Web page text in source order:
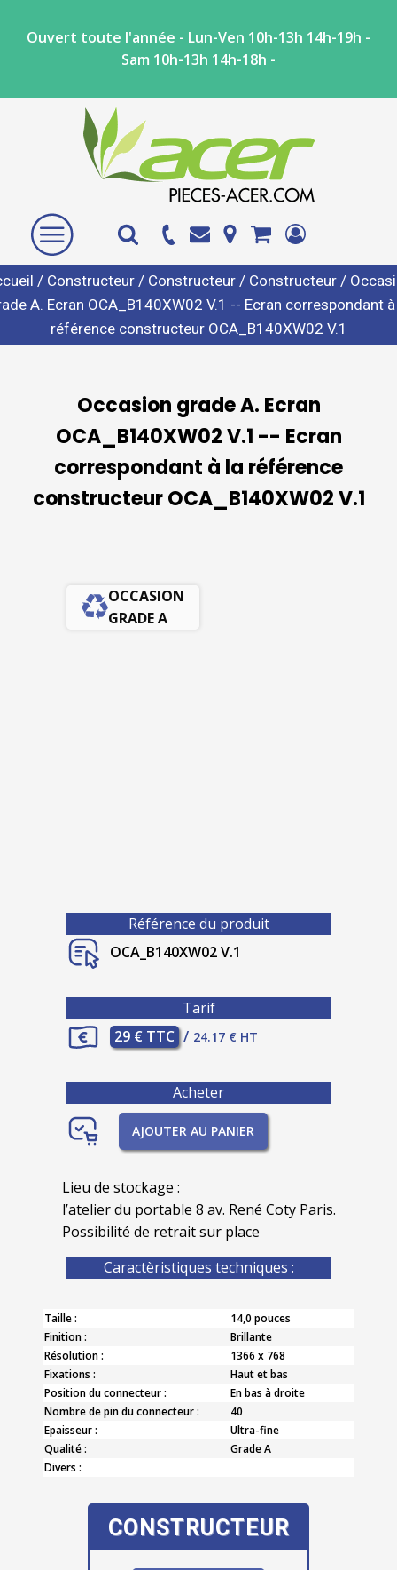
Ouvert toute l'année - Lun-Ven 10h-13h 14h-19h -
Sam 10h-13h 14h-18h -
/ Constructeur/ Constructeur/ Constructeur/
A. Ecran OCA_B140XW02 V.1 -- Ecran correspondant
référence constructeur OCA_B140XW02 V.1
Occasion grade A. Ecran
OCA_B140XW02 V.1 -- Ecran
correspondant à la référence
constructeur OCA_B140XW02 V.1
OCCASION
GRADE A
Référence du produit
OCA_B140XW02 V.1
Tarif
29 € TTC / 24.17 € HT
Acheter
AJOUTER AU PANIER
Lieu de stockage :
l’atelier du portable 8 av. René Coty Paris.
Possibilité de retrait sur place
Caractèristiques techniques :
Taille :
14,0 pouces
Finition :
Brillante
Résolution :
1366 x 768
Fixations :
Haut et bas
Position du connecteur :
En bas à droite
Nombre de pin du connecteur :
40
Epaisseur :
Ultra-fine
Qualité :
Grade A
Divers :
CONSTRUCTEUR